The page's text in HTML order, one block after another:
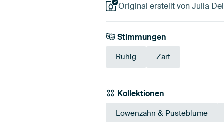
Original erstellt von Julia
Stimmungen
Ruhig Zart
Kollektionen
Löwenzahn & Pusteblume